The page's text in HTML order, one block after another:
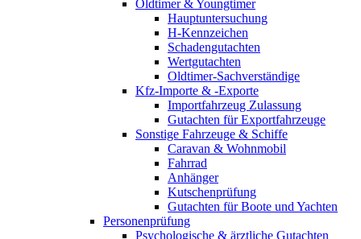
Oldtimer & Youngtimer
Hauptuntersuchung
H-Kennzeichen
Schadengutachten
Wertgutachten
Oldtimer-Sachverständige
Kfz-Importe & -Exporte
Importfahrzeug Zulassung
Gutachten für Exportfahrzeuge
Sonstige Fahrzeuge & Schiffe
Caravan & Wohnmobil
Fahrrad
Anhänger
Kutschenprüfung
Gutachten für Boote und Yachten
Personenprüfung
Psychologische & ärztliche Gutachten